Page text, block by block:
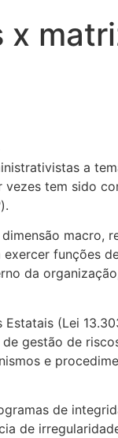
x
a
tem sido
funções
da
(Lei
gestão de
e
de
de